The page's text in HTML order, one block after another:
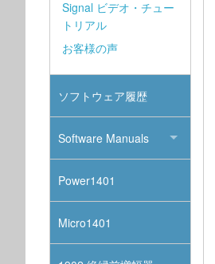
Signal ビデオ・チュー
トリアル
お客様の声
ソフトウェア履歴
Software Manuals
Power1401
Micro1401